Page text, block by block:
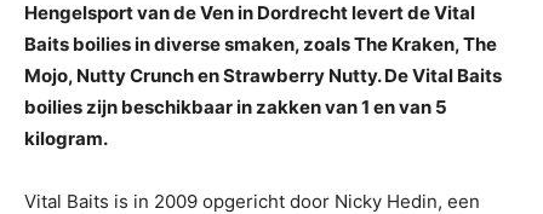
Hengelsport van de Ven in Dordrecht levert de Vital
Baits boilies in diverse smaken, zoals The Kraken, The
Mojo, Nutty Crunch en Strawberry Nutty. De Vital Baits
boilies zijn beschikbaar in zakken van 1 en van 5
kilogram.
Vital Baits is in 2009 opgericht door Nicky Hedin, een